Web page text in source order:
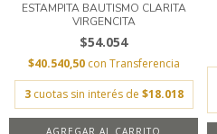
ESTAMPITA BAUTISMO CLARITA
VIRGENCITA
$54.054
$40.540,50 con Transferencia
3 cuotas sin interés de $18.018
AGREGAR AL CARRITO